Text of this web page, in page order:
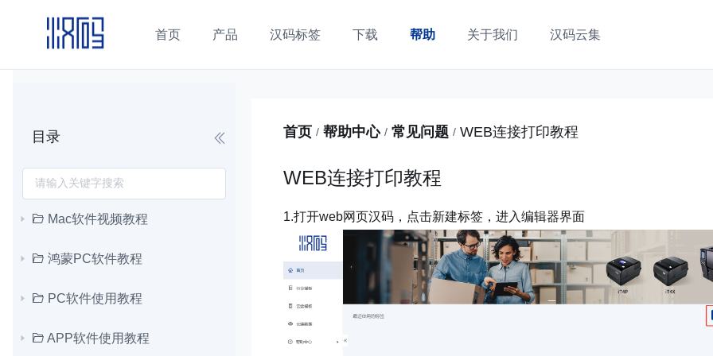
首页 产品 汉码标签 下载 帮助 关于我们 汉码云集
目录
Mac软件视频教程
鸿蒙PC软件教程
PC软件使用教程
APP软件使用教程
首页 / 帮助中心 / 常见问题 / WEB连接打印教程
WEB连接打印教程
1.打开web网页汉码，点击新建标签，进入编辑器界面